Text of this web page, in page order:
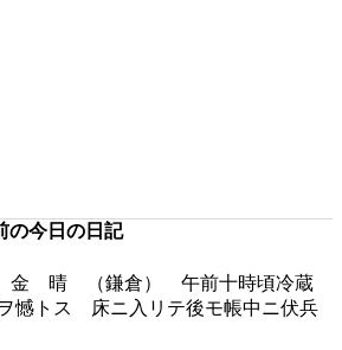
の今日の日記
晴 （鎌倉） 午前十時頃冷蔵
憾トス 床ニ入リテ後モ帳中ニ伏兵